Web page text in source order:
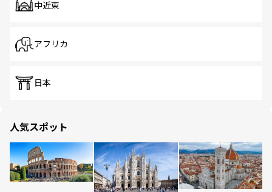
中近東
アフリカ
日本
人気スポット